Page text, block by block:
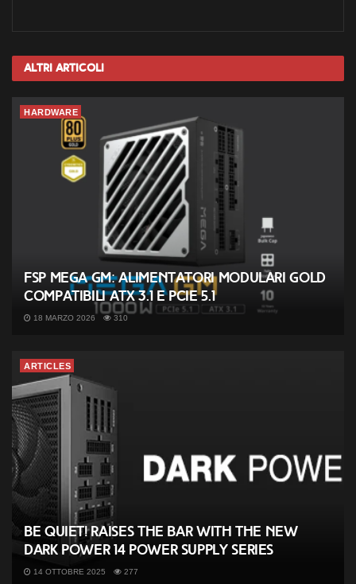
Altri Articoli
HARDWARE
FSP MEGA GM: alimentatori modulari Gold
compatibili ATX 3.1 e PCIe 5.1
18 MARZO 2026 310
ARTICLES
be quiet! raises the bar with the new
Dark Power 14 power supply series
14 OTTOBRE 2025 277